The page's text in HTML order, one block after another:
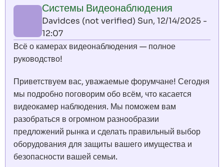
Системы Видеонаблюдения
Davidces (not verified) Sun, 12/14/2025 -
12:07
Всё о камерах видеонаблюдения — полное
руководство!
Приветствуем вас, уважаемые форумчане! Сегодня
мы подробно поговорим обо всём, что касается
видеокамер наблюдения. Мы поможем вам
разобраться в огромном разнообразии
предложений рынка и сделать правильный выбор
оборудования для защиты вашего имущества и
безопасности вашей семьи.